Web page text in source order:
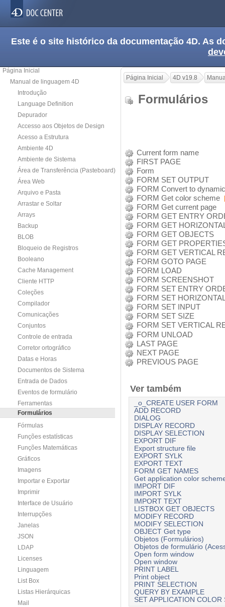
Este é o site histórico da documentação 4D. As
Página Inicial
Manual de linguagem 4D
Introdução
Language Definition
Depurador
Accesso aos Objetos de Design
Acesso a Estrutura
Ambiente 4D
Ambiente de Sistema
Área de Transferência (Pasteboard)
Área Web
Arquivo e Pasta
Arrastar e Soltar
Arrays
Backup
BLOB
Bloqueio de Registros
Booleano
Cache Management
Cliente HTTP
Coleções
Compilador
Comunicações
Conjuntos
Controle de entrada
Corretor ortográfico
Datas e Horas
Documentos de Sistema
Entrada de Dados
Eventos de formulário
Ferramentas
Formulários
Fórmulas
Funções estatísticas
Funções Matemáticas
Gráficos
Imagens
Importar e Exportar
Imprimir
Interface de Usuário
Interrupções
Janelas
JSON
LDAP
Licenses
Linguagem
List Box
Listas Hierárquicas
Mail
Página Inicial 4D v19.8
Formulários
Current form name
FIRST PAGE
Form
FORM SET OUTPUT
FORM Convert to dynamic
FORM Get color scheme
FORM Get current page
FORM GET ENTRY
FORM GET
FORM GET OBJECTS
FORM GET
FORM GET VERTICAL
FORM GOTO PAGE
FORM LOAD
FORM SCREENSHOT
FORM SET ENTRY
FORM SET
FORM SET INPUT
FORM SET SIZE
FORM SET VERTICAL
FORM UNLOAD
LAST PAGE
NEXT PAGE
PREVIOUS PAGE
Ver também
_o_CREATE USER FORM
ADD RECORD
DIALOG
DISPLAY RECORD
DISPLAY SELECTION
EXPORT DIF
Export structure file
EXPORT SYLK
EXPORT TEXT
FORM GET NAMES
Get application color
IMPORT DIF
IMPORT SYLK
IMPORT TEXT
LISTBOX GET OBJECTS
MODIFY RECORD
MODIFY SELECTION
OBJECT Get type
Objetos (Formulários)
Objetos de formulário
Open form window
Open window
PRINT LABEL
Print object
PRINT SELECTION
QUERY BY EXAMPLE
SET APPLICATION COLOR